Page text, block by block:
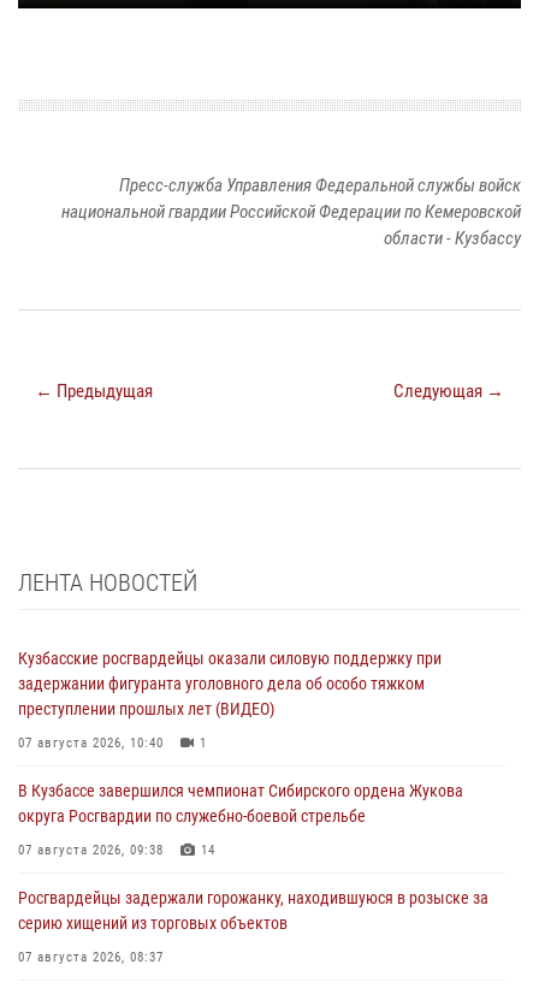
Пресс-служба Управления Федеральной службы войск
национальной гвардии Российской Федерации по Кемеровской
области - Кузбассу
← Предыдущая Следующая →
ЛЕНТА НОВОСТЕЙ
Кузбасские росгвардейцы оказали силовую поддержку при
задержании фигуранта уголовного дела об особо тяжком
преступлении прошлых лет (ВИДЕО)
07 августа 2026, 10:40 1
В Кузбассе завершился чемпионат Сибирского ордена Жукова
округа Росгвардии по служебно-боевой стрельбе
07 августа 2026, 09:38 14
Росгвардейцы задержали горожанку, находившуюся в розыске за
серию хищений из торговых объектов
07 августа 2026, 08:37